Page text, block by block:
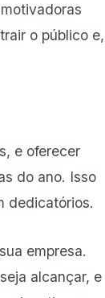
o público e,
e oferecer
do ano. Isso
dedicatórios.
empresa.
alcançar, e